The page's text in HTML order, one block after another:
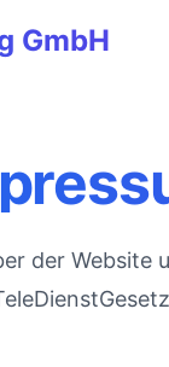
GmbH
der Website